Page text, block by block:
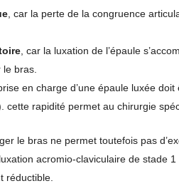
, car la perte de la congruence
, car la luxation de l’épaule
bras.
en charge d’une épaule luxée
rapidité permet au chirurgie
le bras ne permet toutefois pas
acromio-claviculaire de stade
réductible.